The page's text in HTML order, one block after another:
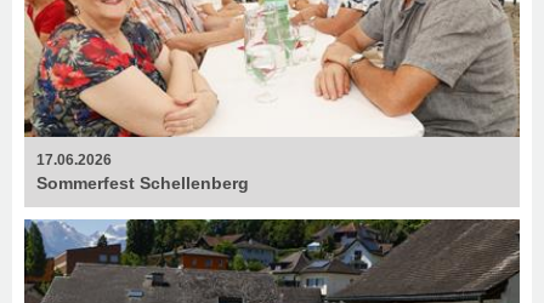
17.06.2026
Sommerfest Schellenberg